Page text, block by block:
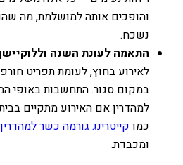
והופכים אותה למושלמת, מה
נשכח.
התאמה לעונת השנה
לאירוע בחוץ, לעומת תפריט
במקום סגור. התחשבות באופי
למהדרין אם האירוע מתקיים
כמוקייטרינג גורמה כשר למהדרין
ומכבדת.